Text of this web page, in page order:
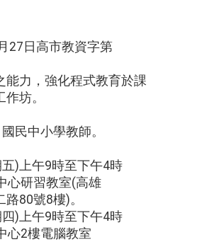
27日高市教資字第
能力，強化程式教育於課
坊。
民中小學教師。
)上午9時至下午4時
心研習教室(高雄
80號8樓)。
)上午9時至下午4時
心2樓電腦教室